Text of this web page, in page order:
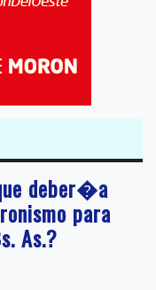
deber�a
para
As.?